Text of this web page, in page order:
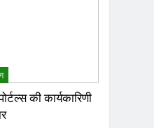
की कार्यकारिणी